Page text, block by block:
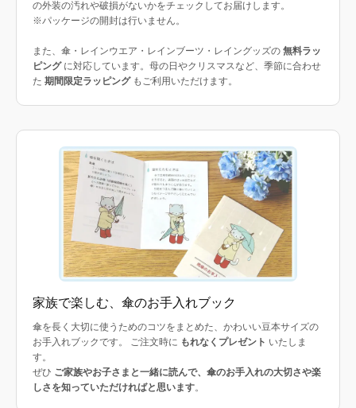
の外装の汚れや破損がないかをチェックしてお届けします。
※パッケージの開封は行いません。
また、傘・レインウエア・レインブーツ・レイングッズの 無料ラッ
ピングに対応しています。母の日やクリスマスなど、季節に合わせ
た 期間限定ラッピングもご利用いただけます。
家族で楽しむ、傘のお手入れブック
傘を長く大切に使うためのコツをまとめた、かわいい豆本サイズの
お手入れブックです。 ご注文時に もれなくプレゼント いたしま
す。
ぜひ ご家族やお子さまと一緒に読んで、傘のお手入れの大切さや楽
しさを知っていただければと思います。